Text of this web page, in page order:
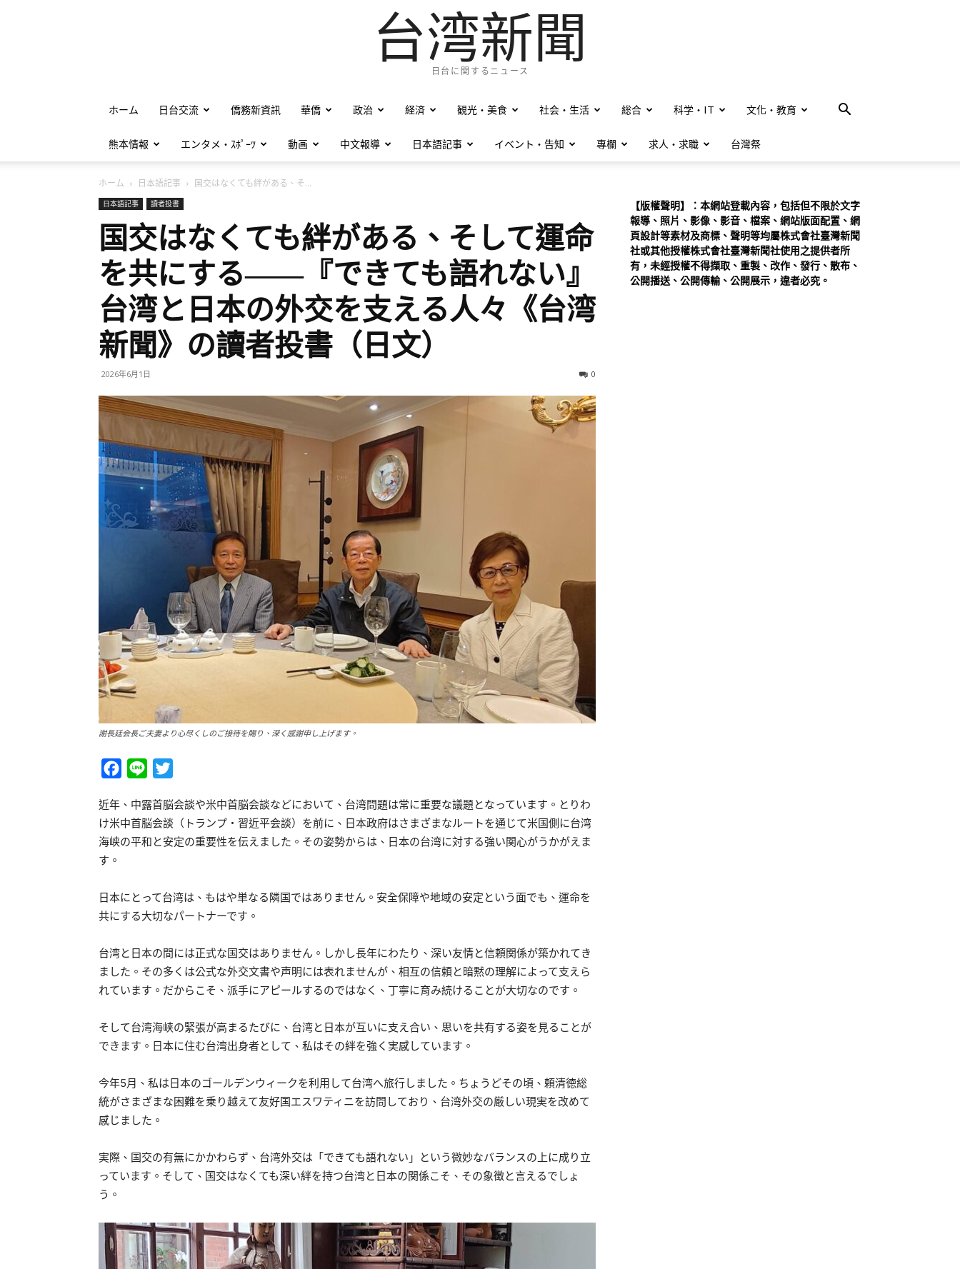
台湾新聞
日台に関するニュース
ホーム 日台交流 僑務新資訊 華僑 政治 経済 観光・美食 社会・生活 総合 科学・IT 文化・教育
熊本情報 エンタメ・ｽﾎﾟｰﾂ 動画 中文報導 日本語記事 イベント・告知 專欄 求人・求職 台灣祭
ホーム 日本語記事 国交はなくても絆がある、そ...
日本語記事 讀者投書
国交はなくても絆がある、そして運命
を共にする――『できても語れない』
台湾と日本の外交を支える人々《台湾
新聞》の讀者投書（日文）
2026年6月1日 0
謝長廷会長ご夫妻より心尽くしのご接待を賜り、深く感謝申し上げます。
Facebook
Line
近年、中露首脳会談や米中首脳会談などにおいて、台湾問題は常に重要な議題となっています。とりわ
け米中首脳会談（トランプ・習近平会談）を前に、日本政府はさまざまなルートを通じて米国側に台湾
海峡の平和と安定の重要性を伝えました。その姿勢からは、日本の台湾に対する強い関心がうかがえま
す。
日本にとって台湾は、もはや単なる隣国ではありません。安全保障や地域の安定という面でも、運命を
共にする大切なパートナーです。
台湾と日本の間には正式な国交はありません。しかし長年にわたり、深い友情と信頼関係が築かれてき
ました。その多くは公式な外交文書や声明には表れませんが、相互の信頼と暗黙の理解によって支えら
れています。だからこそ、派手にアピールするのではなく、丁寧に育み続けることが大切なのです。
そして台湾海峡の緊張が高まるたびに、台湾と日本が互いに支え合い、思いを共有する姿を見ることが
できます。日本に住む台湾出身者として、私はその絆を強く実感しています。
今年5月、私は日本のゴールデンウィークを利用して台湾へ旅行しました。ちょうどその頃、頼清徳総
統がさまざまな困難を乗り越えて友好国エスワティニを訪問しており、台湾外交の厳しい現実を改めて
感じました。
実際、国交の有無にかかわらず、台湾外交は「できても語れない」という微妙なバランスの上に成り立
っています。そして、国交はなくても深い絆を持つ台湾と日本の関係こそ、その象徴と言えるでしょ
う。
【版權聲明】：本網站登載內容，包括但不限於文字
報導、照片、影像、影音、檔案、網站版面配置、網
頁設計等素材及商標、聲明等均屬株式會社臺灣新聞
社或其他授權株式會社臺灣新聞社使用之提供者所
有，未經授權不得擷取、重製、改作、發行、散布、
公開播送、公開傳輸、公開展示，違者必究。